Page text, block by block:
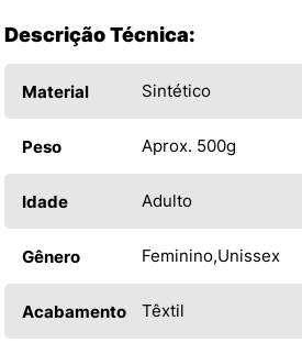
Descrição Técnica:
Material Sintético
Peso Aprox. 500g
Idade Adulto
Gênero Feminino Unissex
Acabamento Têxtil